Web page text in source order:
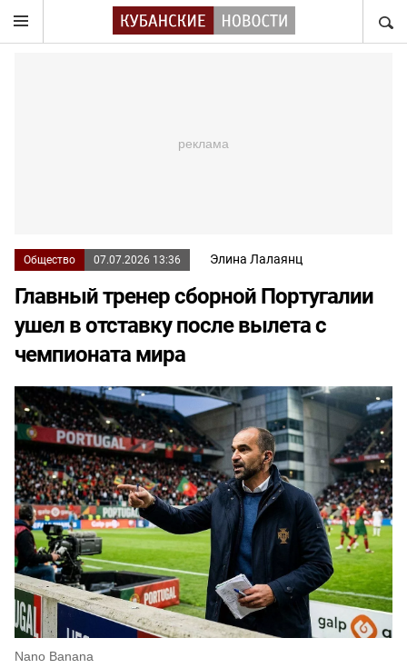
Общество 07.07.2026 13:36 Элина Лалаянц
Главный тренер сборной Португалии
ушел в отставку после вылета с
чемпионата мира
Nano Banana